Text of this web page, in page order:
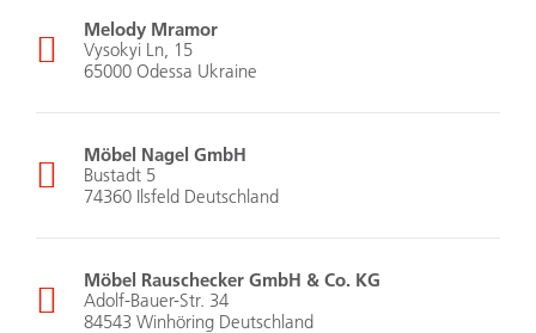
Melody Mramor
Vysokyi Ln, 15
65000 Odessa Ukraine
Möbel Nagel GmbH
Bustadt 5
74360 Ilsfeld Deutschland
Möbel Rauschecker GmbH & Co. KG
Adolf-Bauer-Str. 34
84543 Winhöring Deutschland